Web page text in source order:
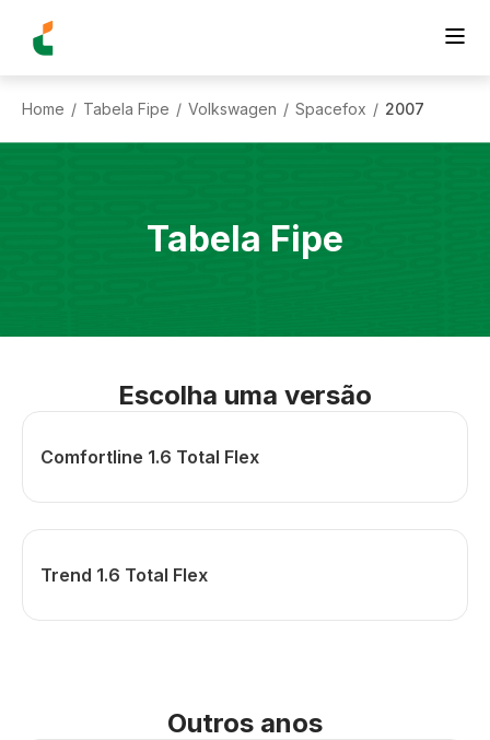
Home / Tabela Fipe / Volkswagen / Spacefox / 2007
Tabela Fipe
Escolha uma versão
Comfortline 1.6 Total Flex
Trend 1.6 Total Flex
Outros anos